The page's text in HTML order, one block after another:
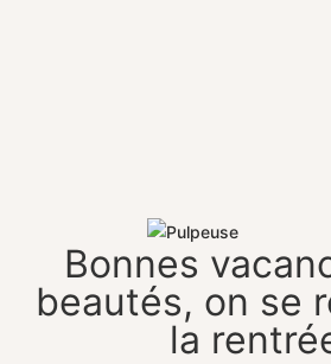
Bonnes
beautés, on se
la